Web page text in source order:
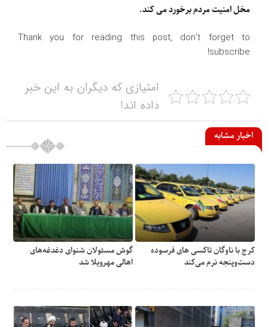
مخل امنیت مردم برخورد می کند.
Thank you for reading this post, don't forget to
subscribe!
امتیازی که دیگران به این خبر
داده اند!
اخبار مشابه
کرج با ناوگان تاکسی های فرسوده
دست‌وپنجه نرم می‌کند
گوش مسئولان شنوای دغدغه‎‌های
اهالی مهرویلا شد